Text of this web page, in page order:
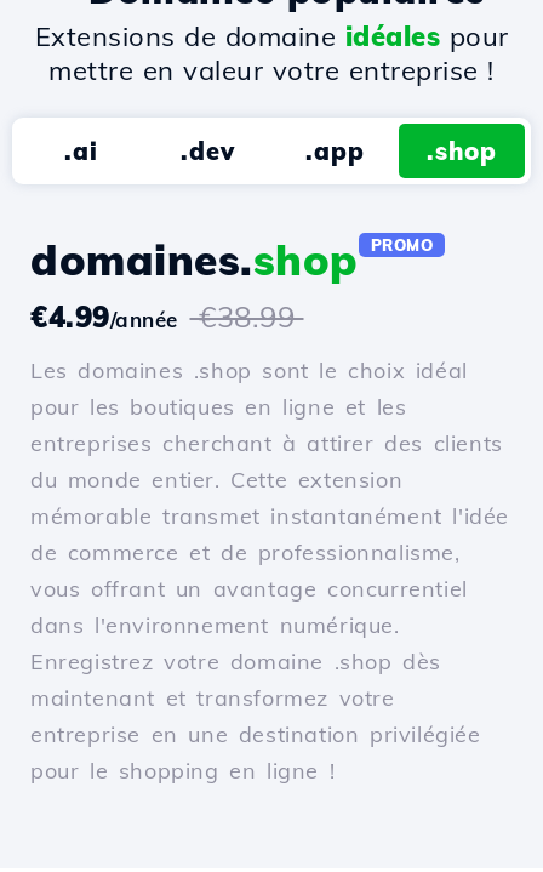
Extensions de domaine idéales pour
mettre en valeur votre entreprise !
.ai .dev .app .shop
domaines.shop PROMO
€4.99/année €38.99
Les domaines .shop sont le choix idéal
pour les boutiques en ligne et les
entreprises cherchant à attirer des clients
du monde entier. Cette extension
mémorable transmet instantanément l'idée
de commerce et de professionnalisme,
vous offrant un avantage concurrentiel
dans l'environnement numérique.
Enregistrez votre domaine .shop dès
maintenant et transformez votre
entreprise en une destination privilégiée
pour le shopping en ligne !